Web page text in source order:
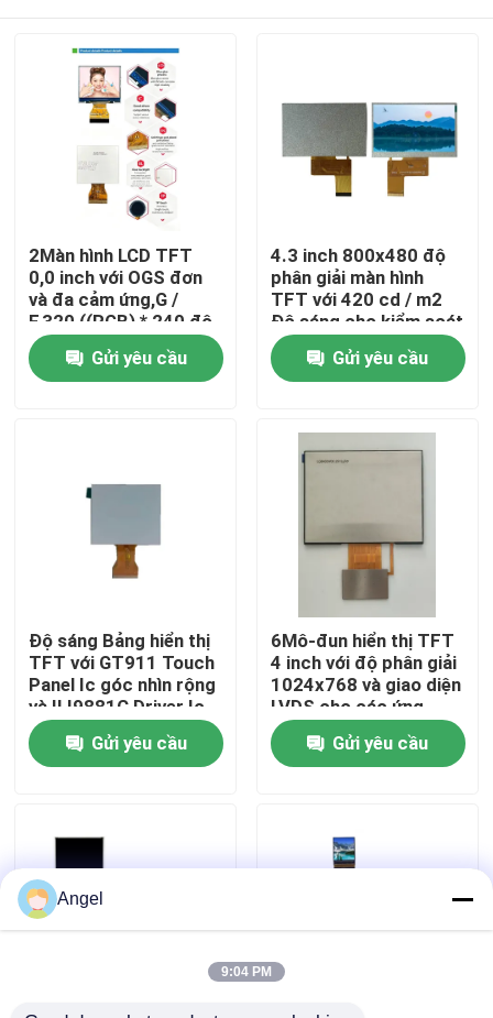
Trang chủ
Về chúng tôi
Tham quan nhà máy
Liên hệ chúng tôi
Yêu cầu báo giá
2Màn hình LCD TFT
0,0 inch với OGS đơn
và đa cảm ứng,G /
F,320 ((RGB) * 240 độ
phân giải, giao diện 6
bit RGB, điều khiển IC
ILI9342c
Gửi yêu cầu
4.3 inch 800x480 độ
phân giải màn hình
TFT với 420 cd / m2
Độ sáng cho kiểm soát
công nghiệp
Gửi yêu cầu
Độ sáng Bảng hiển thị
TFT với GT911 Touch
Panel Ic góc nhìn rộng
và ILI9881C Driver Ic
Gửi yêu cầu
6Mô-đun hiển thị TFT
4 inch với độ phân giải
1024x768 và giao diện
LVDS cho các ứng
dụng xe
Gửi yêu cầu
Angel
9:04 PM